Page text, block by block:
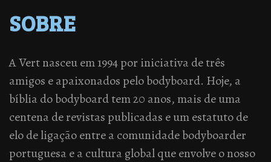
SOBRE
A Vert nasceu em 1994 por iniciativa de três
amigos e apaixonados pelo bodyboard. Hoje, a
bíblia do bodyboard tem 20 anos, mais de uma
centena de revistas publicadas e um estatuto de
elo de ligação entre a comunidade bodyboarder
portuguesa e a cultura global que envolve o nosso